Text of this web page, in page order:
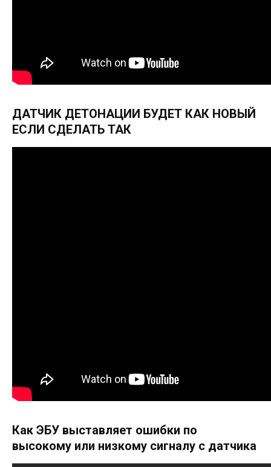
ДАТЧИК ДЕТОНАЦИИ БУДЕТ КАК НОВЫЙ
ЕСЛИ СДЕЛАТЬ ТАК
Как ЭБУ выставляет ошибки по
высокому или низкому сигналу с датчика